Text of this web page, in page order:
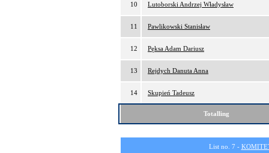
10 Lutoborski Andrzej Władysław
11 Pawlikowski Stanisław
12 Pęksa Adam Dariusz
13 Rejdych Danuta Anna
14 Skupień Tadeusz
Totalling
List no. 7 -